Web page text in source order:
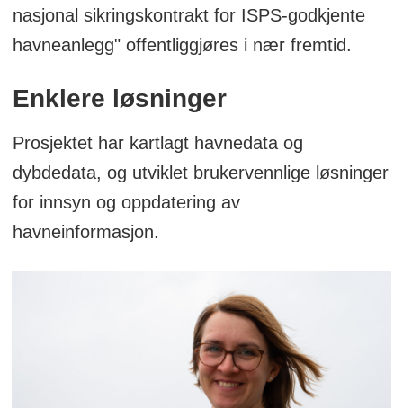
nasjonal sikringskontrakt for ISPS-godkjente
havneanlegg" offentliggjøres i nær fremtid.
Enklere løsninger
Prosjektet har kartlagt havnedata og
dybdedata, og utviklet brukervennlige løsninger
for innsyn og oppdatering av
havneinformasjon.